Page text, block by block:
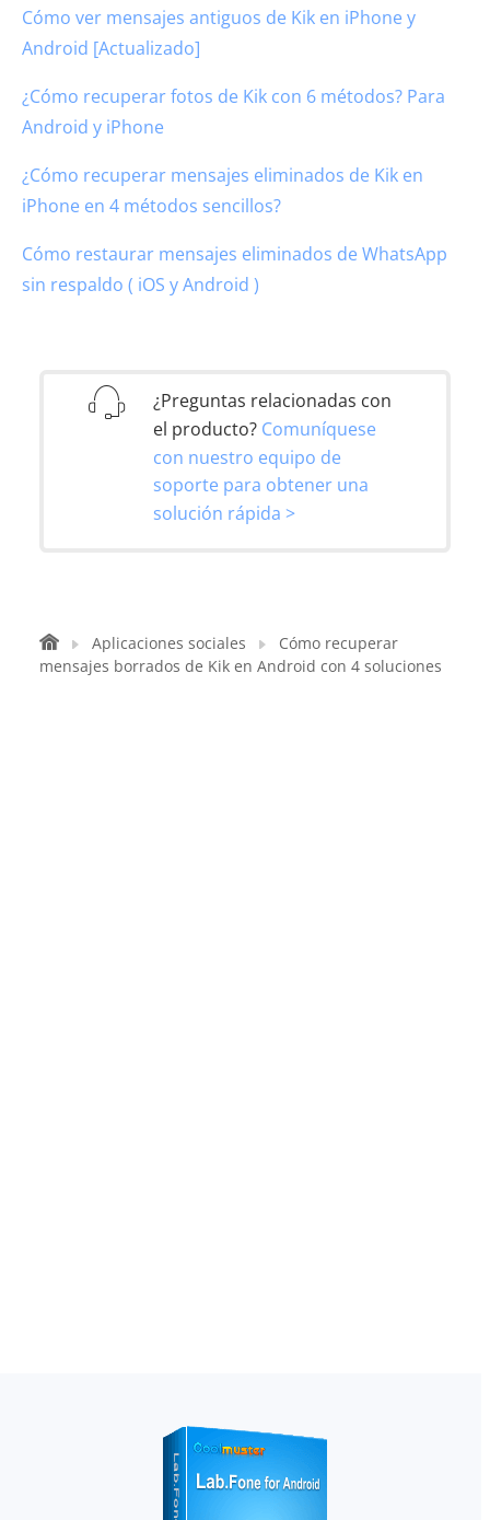
Cómo ver mensajes antiguos de Kik en iPhone y
Android [Actualizado]
¿Cómo recuperar fotos de Kik con 6 métodos? Para
Android y iPhone
¿Cómo recuperar mensajes eliminados de Kik en
iPhone en 4 métodos sencillos?
Cómo restaurar mensajes eliminados de WhatsApp
sin respaldo ( iOS y Android )
¿Preguntas relacionadas con
el producto? Comuníquese
con nuestro equipo de
soporte para obtener una
solución rápida >
Aplicaciones sociales
Cómo recuperar
mensajes borrados de Kik en Android con 4 soluciones